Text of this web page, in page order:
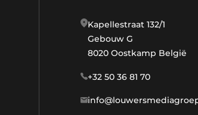
Kapellestraat 132/1
Gebouw G
8020 Oostkamp België
+32 50 36 81 70